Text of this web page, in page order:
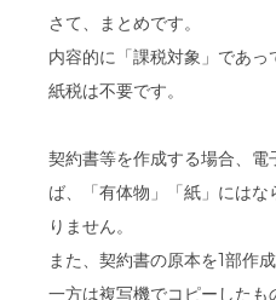
さて、まとめです。
内容的に「課税対象」であ
紙税は不要です。
契約書等を作成する場合、
ば、「有体物」「紙」には
りません。
また、契約書の原本を1部作
一方は複写機でコピーした